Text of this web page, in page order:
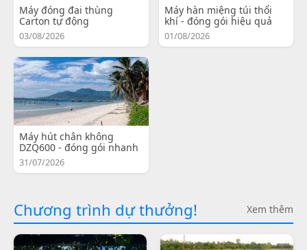
Máy đóng đai thùng
Carton tự động
03/08/2026
Máy hàn miệng túi thổi
khí - đóng gói hiệu quả
01/08/2026
Máy hút chân không
DZQ600 - đóng gói nhanh
31/07/2026
Chương trình dự thưởng! Xem thêm